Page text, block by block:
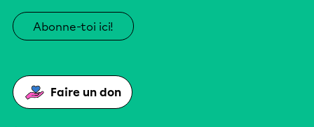
Abonne-toi ici!
Faire un don